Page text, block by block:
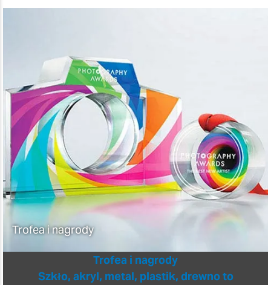
Trofea i nagrody
Trofea i nagrody
Szkło, akryl, metal, plastik, drewno to